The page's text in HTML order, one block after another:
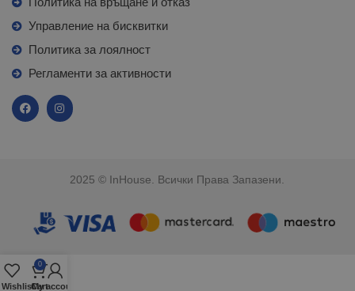
Управление на бисквитки
Политика за лоялност
Регламенти за активности
2025 © InHouse. Всички Права Запазени.
Wishlist
0
Cart
My account